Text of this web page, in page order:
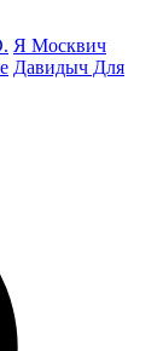
Я Москвич
Давидыч Для